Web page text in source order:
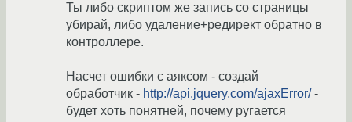
Ты либо скриптом же запись со страницы
убирай, либо удаление+редирект обратно в
контроллере.
Насчет ошибки с аяксом - создай
обработчик - http://api.jquery.com/ajaxError/-
будет хоть понятней, почему ругается